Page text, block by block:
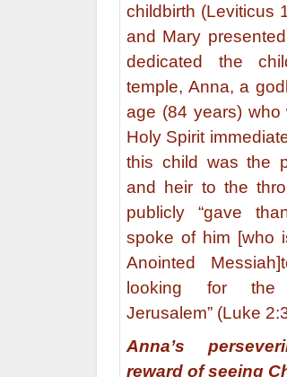
childbirth (Leviticus
and Mary
dedicated the
temple, Anna, a
age (84 years) who
Holy Spirit
this child was the
and heir to the
publicly “gave
spoke of him [who
Anointed
looking for the
Jerusalem” (Luke
Anna’s
reward of seeing